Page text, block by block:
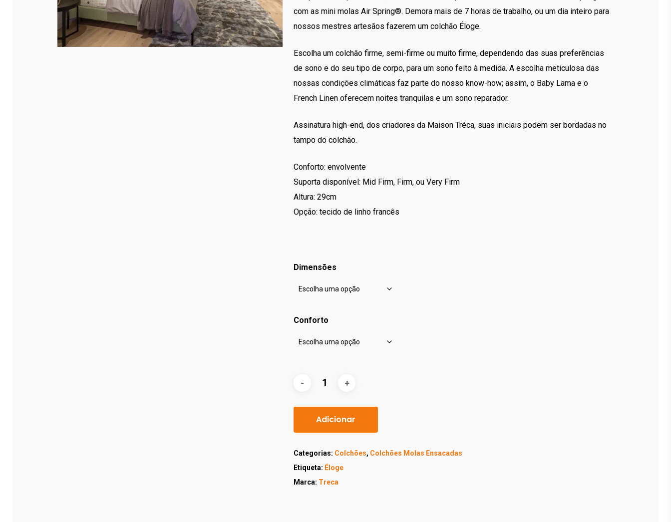
com as mini molas Air Spring®. Demora mais de 7 horas de trabalho, ou um dia inteiro para
nossos mestres artesãos fazerem um colchão Éloge.
Escolha um colchão firme, semi-firme ou muito firme, dependendo das suas preferências
de sono e do seu tipo de corpo, para um sono feito à medida. A escolha meticulosa das
nossas condições climáticas faz parte do nosso know-how; assim, o Baby Lama e o
French Linen oferecem noites tranquilas e um sono reparador.
Assinatura high-end, dos criadores da Maison Tréca, suas iniciais podem ser bordadas no
tampo do colchão.
Conforto: envolvente
Suporta disponível: Mid Firm, Firm, ou Very Firm
Altura: 29cm
Opção: tecido de linho francês
Dimensões
Conforto
Adicionar
Categorias: Colchões, Colchões Molas Ensacadas
Etiqueta: Éloge
Marca: Treca